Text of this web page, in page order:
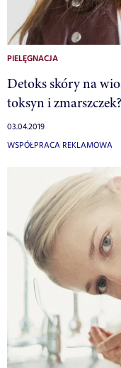
PIELĘGNACJA
Detoks skóry na
toksyn i zmarszczek?
03.04.2019
WSPÓŁPRACA REKLAMOWA